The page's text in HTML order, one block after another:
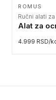
ROMUS
Ručni alati
Alat za
4.999 RSD/